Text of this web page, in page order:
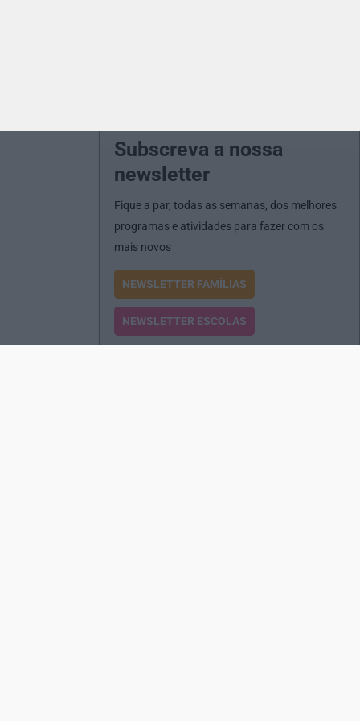
Subscreva a nossa
newsletter
Fique a par, todas as semanas, dos melhores
programas e atividades para fazer com os
mais novos
NEWSLETTER FAMÍLIAS
NEWSLETTER ESCOLAS